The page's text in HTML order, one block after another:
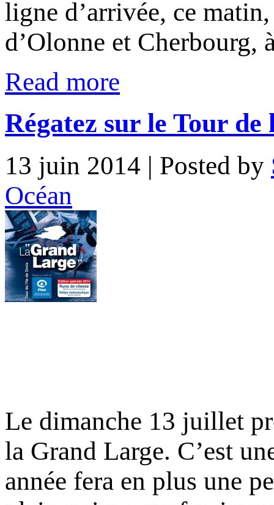
ligne d’arrivée, ce
d’Olonne et
Read more
Régatez sur le Tour
13 juin 2014 | Posted by
Océan
Le dimanche 13 juillet
la Grand Large. C’est
année fera en plus une